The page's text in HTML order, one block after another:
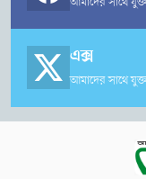
Harrier, Miles Teller
এক্স
আমাদের সাথে